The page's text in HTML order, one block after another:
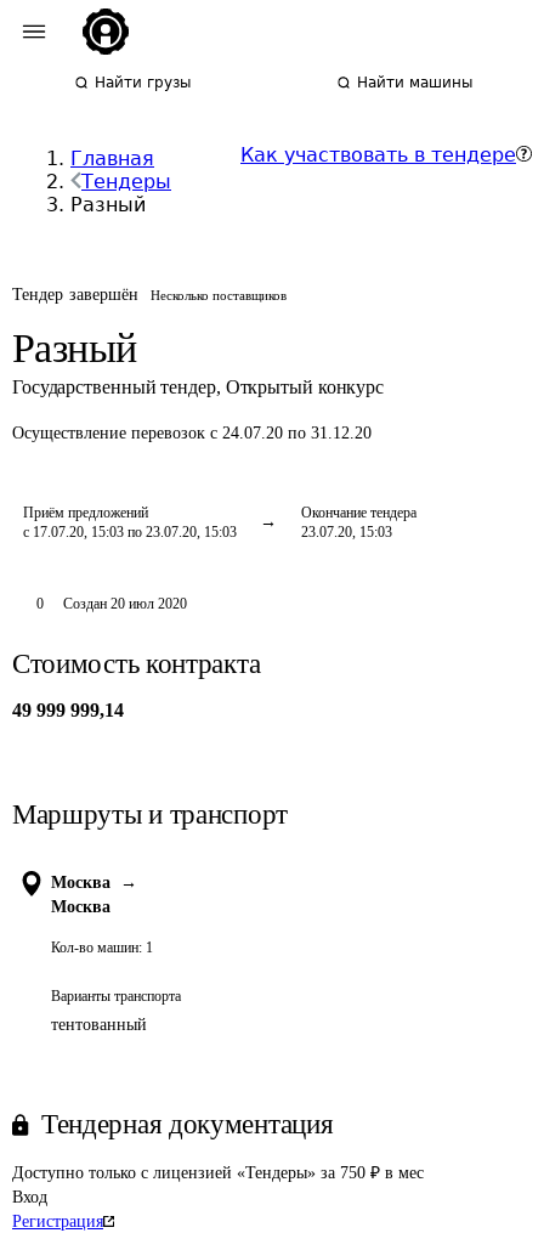
Найти грузы Найти машины
Главная
Тендеры
Разный
Как участвовать в тендере
Тендер завершён Несколько поставщиков
Разный
Государственный тендер, Открытый конкурс
Осуществление перевозок с 24.07.20 по 31.12.20
Приём предложений
с 17.07.20, 15:03 по 23.07.20, 15:03
Окончание тендера
23.07.20, 15:03
0 Создан 20 июл 2020
Стоимость контракта
49 999 999,14
Маршруты и транспорт
Москва
→
Москва
Кол-во машин: 1
Варианты транспорта
тентованный
Тендерная документация
Доступно только с лицензией «Тендеры» за 750 ₽ в мес
Вход
Регистрация